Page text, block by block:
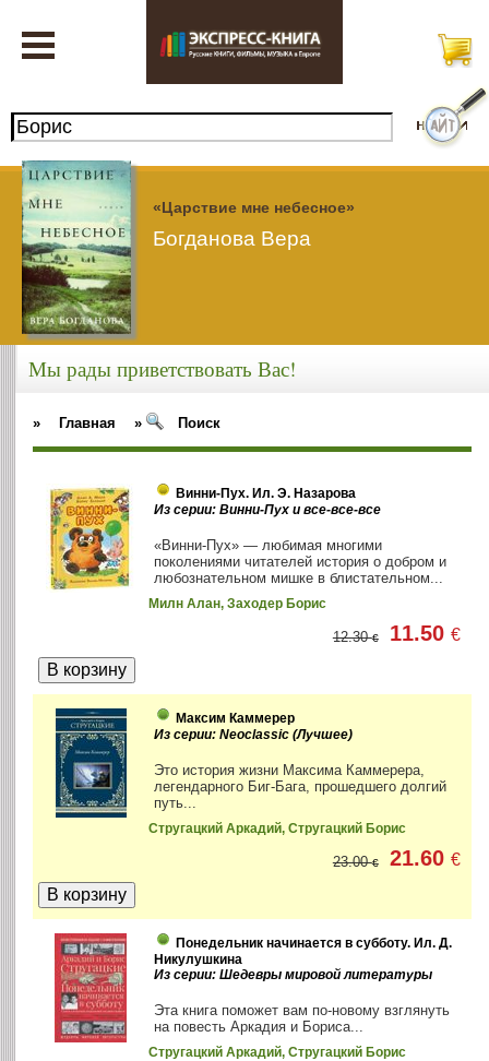
«Царствие мне небесное»
Богданова Вера
Мы рады приветствовать Вас!
» Главная » Поиск
Винни-Пух. Ил. Э. Назарова
Из серии: Винни-Пух и все-все-все
«Винни-Пух» — любимая многими
поколениями читателей история о добром и
любознательном мишке в блистательном...
Милн Алан, Заходер Борис
12.30€ 11.50€
Максим Каммерер
Из серии: Neoclassic (Лучшее)
Это история жизни Максима Каммерера,
легендарного Биг-Бага, прошедшего долгий
путь...
Стругацкий Аркадий, Стругацкий Борис
23.00€ 21.60€
Понедельник начинается в субботу. Ил. Д.
Никулушкина
Из серии: Шедевры мировой литературы
Эта книга поможет вам по-новому взглянуть
на повесть Аркадия и Бориса...
Стругацкий Аркадий, Стругацкий Борис